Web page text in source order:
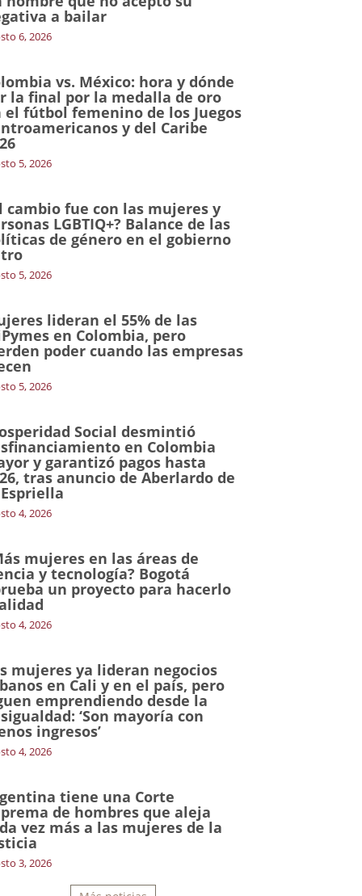
a bailar
6, 2026
vs. México: hora y dónde
la final por la medalla de oro
el fútbol femenino de los Juegos
y del Caribe
5, 2026
cambio fue con las mujeres y
LGBTIQ+? Balance de las
de género en el gobierno
5, 2026
lideran el 55% de las
en Colombia, pero
poder cuando las empresas
5, 2026
Social desmintió
en Colombia
y garantizó pagos hasta
tras anuncio de Aberlardo de
4, 2026
mujeres en las áreas de
y tecnología? Bogotá
un proyecto para hacerlo
4, 2026
mujeres ya lideran negocios
en Cali y en el país, pero
emprendiendo desde la
‘Son mayoría con
ingresos’
4, 2026
tiene una Corte
de hombres que aleja
vez más a las mujeres de la
3, 2026